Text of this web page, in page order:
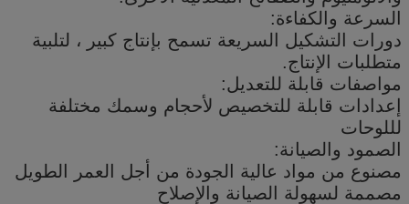
السرعة والكفاءة:
دورات التشكيل السريعة تسمح بإنتاج كبير ، لتلبية
متطلبات الإنتاج.
مواصفات قابلة للتعديل:
إعدادات قابلة للتخصيص لأحجام وسمك مختلفة
لللوحات
الصمود والصيانة:
مصنوع من مواد عالية الجودة من أجل العمر الطويل
مصممة لسهولة الصيانة والإصلاح